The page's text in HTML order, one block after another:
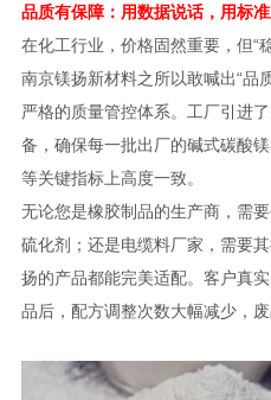
品质有保障：用数据说话，用标
在化工行业，价格固然重要，但“
南京镁扬新材料之所以敢喊出“品
严格的质量管控体系。工厂引进
备，确保每一批出厂的碱式碳酸
等关键指标上高度一致。
无论您是橡胶制品的生产商，需
硫化剂；还是电缆料厂家，需要
扬的产品都能完美适配。客户真
品后，配方调整次数大幅减少，废